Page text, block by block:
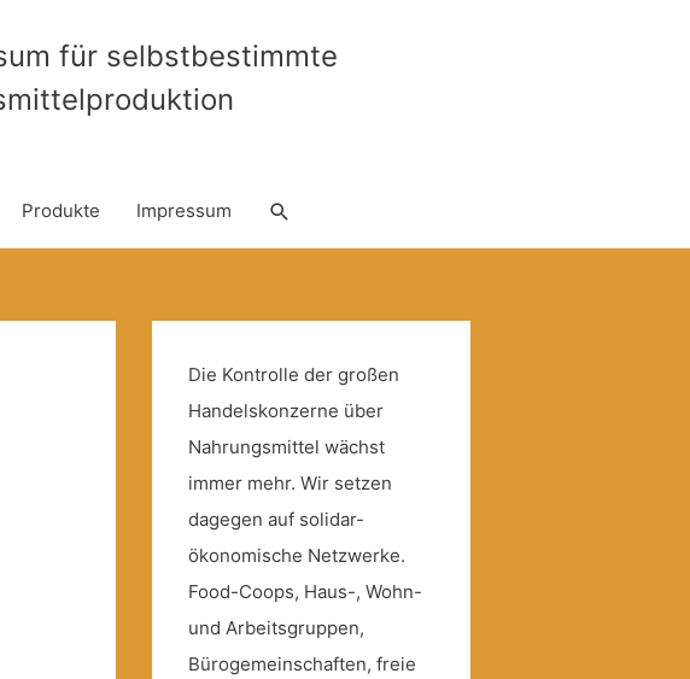
für selbstbestimmte
Produkte Impressum Suche
Die Kontrolle der großen
Handelskonzerne über
Nahrungsmittel wächst
immer mehr. Wir setzen
dagegen auf solidar-
ökonomische Netzwerke.
Food-Coops, Haus-, Wohn-
und Arbeitsgruppen,
Bürogemeinschaften, freie